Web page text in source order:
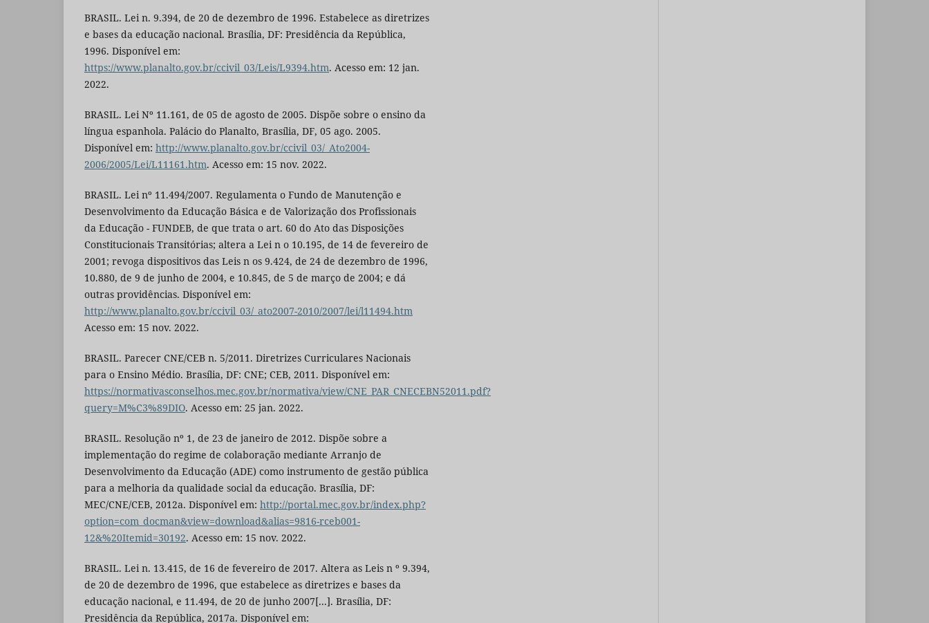
BRASIL. Lei n. 9.394, de 20 de dezembro de 1996. Estabelece as diretrizes
e bases da educação nacional. Brasília, DF: Presidência da República,
1996. Disponível em:
https://www.planalto.gov.br/ccivil_03/Leis/L9394.htm. Acesso em: 12 jan.
2022.
BRASIL. Lei Nº 11.161, de 05 de agosto de 2005. Dispõe sobre o ensino da
língua espanhola. Palácio do Planalto, Brasília, DF, 05 ago. 2005.
Disponível em: http://www.planalto.gov.br/ccivil_03/_Ato2004-
2006/2005/Lei/L11161.htm. Acesso em: 15 nov. 2022.
BRASIL. Lei nº 11.494/2007. Regulamenta o Fundo de Manutenção e
Desenvolvimento da Educação Básica e de Valorização dos Profissionais
da Educação - FUNDEB, de que trata o art. 60 do Ato das Disposições
Constitucionais Transitórias; altera a Lei n o 10.195, de 14 de fevereiro de
2001; revoga dispositivos das Leis n os 9.424, de 24 de dezembro de 1996,
10.880, de 9 de junho de 2004, e 10.845, de 5 de março de 2004; e dá
outras providências. Disponível em:
http://www.planalto.gov.br/ccivil_03/_ato2007-2010/2007/lei/l11494.htm
Acesso em: 15 nov. 2022.
BRASIL. Parecer CNE/CEB n. 5/2011. Diretrizes Curriculares Nacionais
para o Ensino Médio. Brasília, DF: CNE; CEB, 2011. Disponível em:
https://normativasconselhos.mec.gov.br/normativa/view/CNE_PAR_CNECEBN52011.pdf?
query=M%C3%89DIO. Acesso em: 25 jan. 2022.
BRASIL. Resolução nº 1, de 23 de janeiro de 2012. Dispõe sobre a
implementação do regime de colaboração mediante Arranjo de
Desenvolvimento da Educação (ADE) como instrumento de gestão pública
para a melhoria da qualidade social da educação. Brasília, DF:
MEC/CNE/CEB, 2012a. Disponível em: http://portal.mec.gov.br/index.php?
option=com_docman&view=download&alias=9816-rceb001-
12&%20Itemid=30192. Acesso em: 15 nov. 2022.
BRASIL. Lei n. 13.415, de 16 de fevereiro de 2017. Altera as Leis n º 9.394,
de 20 de dezembro de 1996, que estabelece as diretrizes e bases da
educação nacional, e 11.494, de 20 de junho 2007[...]. Brasília, DF:
Presidência da República, 2017a. Disponível em: